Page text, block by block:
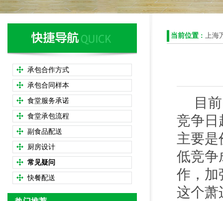
当前位置 : 上海
目前
竞争日
主要
低竞争
作，加
这个萧
承包合作方式
承包合同样本
食堂服务承诺
食堂承包流程
副食品配送
厨房设计
常见疑问
快餐配送